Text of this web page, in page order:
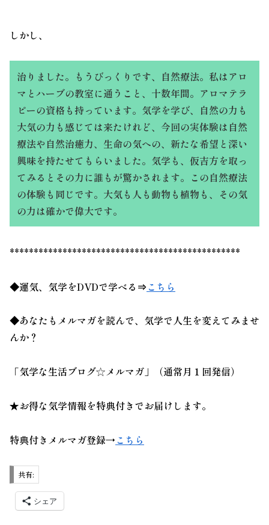
しかし、
治りました。もうびっくりです、自然療法。私はアロ
マとハーブの教室に通うこと、十数年間。アロマテラ
ピーの資格も持っています。気学を学び、自然の力も
大気の力も感じては来たけれど、今回の実体験は自然
療法や自然治癒力、生命の気への、新たな希望と深い
興味を持たせてもらいました。気学も、仮吉方を取っ
てみるとその力に誰もが驚かされます。この自然療法
の体験も同じです。大気も人も動物も植物も、その気
の力は確かで偉大です。
************************************************
◆運気、気学をDVDで学べる⇒こちら
◆あなたもメルマガを読んで、 気学で人生を変えてみませ
んか？
「気学な生活ブログ☆メルマガ」（通常月１回発信）
★お得な気学情報を特典付きでお届けします。
特典付きメルマガ登録→ こちら
共有:
シェア